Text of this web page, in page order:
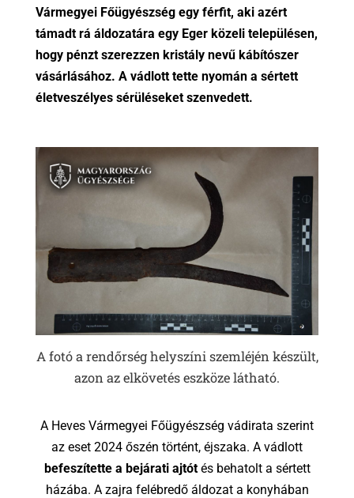
Vármegyei Főügyészség egy férfit, aki azért
támadt rá áldozatára egy Eger közeli településen,
hogy pénzt szerezzen kristály nevű kábítószer
vásárlásához. A vádlott tette nyomán a sértett
életveszélyes sérüléseket szenvedett.
A fotó a rendőrség helyszíni szemléjén készült,
azon az elkövetés eszköze látható.
A Heves Vármegyei Főügyészség vádirata szerint
az eset 2024 őszén történt, éjszaka. A vádlott
befeszítette a bejárati ajtótés behatolt a sértett
házába. A zajra felébredő áldozat a konyhában